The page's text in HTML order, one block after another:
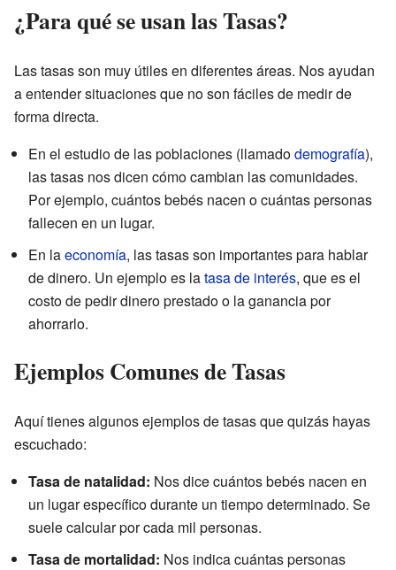
¿Para qué se usan las Tasas?
Las tasas son muy útiles en diferentes áreas. Nos ayudan
a entender situaciones que no son fáciles de medir de
forma directa.
En el estudio de las poblaciones (llamadodemografía),
las tasas nos dicen cómo cambian las comunidades.
Por ejemplo, cuántos bebés nacen o cuántas personas
fallecen en un lugar.
En laeconomía, las tasas son importantes para hablar
de dinero. Un ejemplo es latasa de interés, que es el
costo de pedir dinero prestado o la ganancia por
ahorrarlo.
Ejemplos Comunes de Tasas
Aquí tienes algunos ejemplos de tasas que quizás hayas
escuchado:
Tasa de natalidad: Nos dice cuántos bebés nacen en
un lugar específico durante un tiempo determinado. Se
suele calcular por cada mil personas.
Tasa de mortalidad: Nos indica cuántas personas